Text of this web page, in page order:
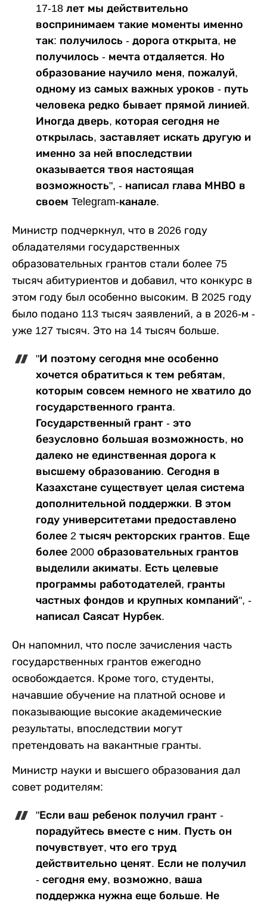
17-18 лет мы действительно
воспринимаем такие моменты именно
так: получилось - дорога открыта, не
получилось - мечта отдаляется. Но
образование научило меня, пожалуй,
одному из самых важных уроков - путь
человека редко бывает прямой линией.
Иногда дверь, которая сегодня не
открылась, заставляет искать другую и
именно за ней впоследствии
оказывается твоя настоящая
возможность", - написал глава МНВО в
своем Telegram-канале.
Министр подчеркнул, что в 2026 году
обладателями государственных
образовательных грантов стали более 75
тысяч абитуриентов и добавил, что конкурс в
этом году был особенно высоким. В 2025 году
было подано 113 тысяч заявлений, а в 2026-м -
уже 127 тысяч. Это на 14 тысяч больше.
"И поэтому сегодня мне особенно
хочется обратиться к тем ребятам,
которым совсем немного не хватило до
государственного гранта.
Государственный грант - это
безусловно большая возможность, но
далеко не единственная дорога к
высшему образованию. Сегодня в
Казахстане существует целая система
дополнительной поддержки. В этом
году университетами предоставлено
более 2 тысяч ректорских грантов. Еще
более 2000 образовательных грантов
выделили акиматы. Есть целевые
программы работодателей, гранты
частных фондов и крупных компаний", -
написал Саясат Нурбек.
Он напомнил, что после зачисления часть
государственных грантов ежегодно
освобождается. Кроме того, студенты,
начавшие обучение на платной основе и
показывающие высокие академические
результаты, впоследствии могут
претендовать на вакантные гранты.
Министр науки и высшего образования дал
совет родителям:
"Если ваш ребенок получил грант -
порадуйтесь вместе с ним. Пусть он
почувствует, что его труд
действительно ценят. Если не получил
- сегодня ему, возможно, ваша
поддержка нужна еще больше. Не